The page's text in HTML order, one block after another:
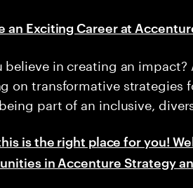
an Exciting Career at
believe in creating an
on transformative strategies
part of an inclusive,
is the right place for you!
in Accenture Strategy